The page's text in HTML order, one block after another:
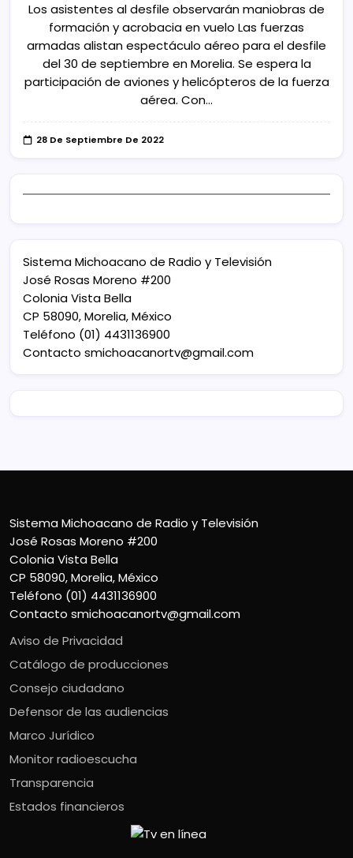
Los asistentes al desfile observarán maniobras de
formación y acrobacia en vuelo Las fuerzas
armadas alistan espectáculo aéreo para el desfile
del 30 de septiembre en Morelia. Se espera la
participación de aviones y helicópteros de la fuerza
aérea. Con…
28 De Septiembre De 2022
Sistema Michoacano de Radio y Televisión
José Rosas Moreno #200
Colonia Vista Bella
CP 58090, Morelia, México
Teléfono (01) 4431136900
Contacto smichoacanortv@gmail.com
Sistema Michoacano de Radio y Televisión
José Rosas Moreno #200
Colonia Vista Bella
CP 58090, Morelia, México
Teléfono (01) 4431136900
Contacto smichoacanortv@gmail.com
Aviso de Privacidad
Catálogo de producciones
Consejo ciudadano
Defensor de las audiencias
Marco Jurídico
Monitor radioescucha
Transparencia
Estados financieros